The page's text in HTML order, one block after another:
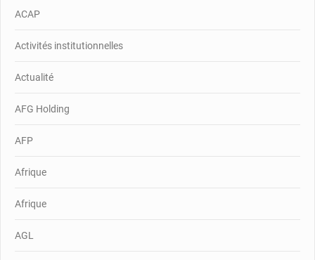
ACAP
Activités institutionnelles
Actualité
AFG Holding
AFP
Afrique
Afrique
AGL